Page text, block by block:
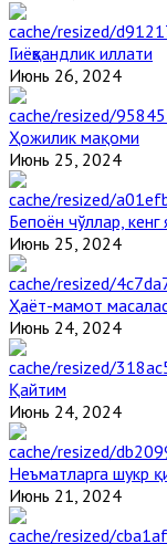
Гиёҳвандлик иллати
Июнь 26, 2024
Ҳожилик мақоми
Июнь 25, 2024
Бепоён чўллар, кенг
Июнь 25, 2024
Ҳаёт-мамот
Июнь 24, 2024
Қайтим
Июнь 24, 2024
Неъматларга шукр
Июнь 21, 2024